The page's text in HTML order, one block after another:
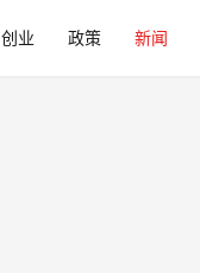
创业 政策 新闻